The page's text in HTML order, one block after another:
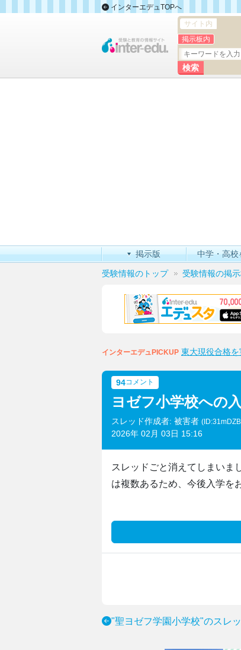
インターエデュTOPへ
サイト内
掲示板内
掲示版 中学・高校
受験情報のトップ 受験情報の掲示
インターエデュPICKUP 東大現役合格
94コメント
ヨゼフ小学校への
スレッド作成者: 被害者
2026年 02月 03日 15:16
スレッドごと消えてしまいま
は複数あるため、今後入学を
"聖ヨゼフ学園小学校"のスレ